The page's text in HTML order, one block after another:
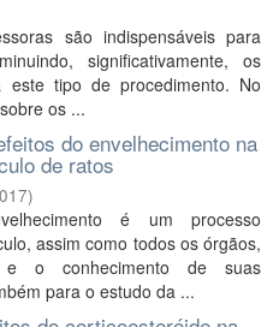
são indispensáveis para
significativamente, os
tipo de procedimento. No
os ...
do envelhecimento na
de ratos
)
é um processo
assim como todos os órgãos,
o conhecimento de suas
para o estudo da ...